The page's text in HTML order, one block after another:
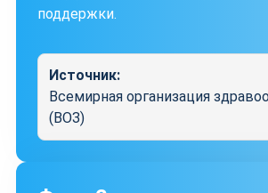
поддержки.
Источник:
Всемирная организация
(ВОЗ)